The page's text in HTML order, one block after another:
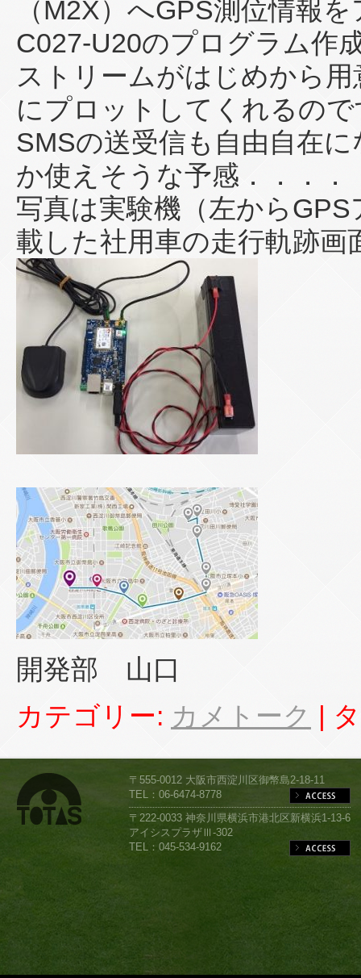
（M2X）へGPS測位情報
C027-U20のプログラム作
ストリームがはじめから
にプロットしてくれるの
SMSの送受信も自由自在
か使えそうな予感．．．．
写真は実験機（左から
載した社用車の走行軌跡画
開発部 山口
カテゴリー: カメトーク |
〒555-0012 大阪市西淀川区御幣島2-18-11
TEL：06-6474-8778
〒222-0033 神奈川県横浜市港北区新横浜1-13-6
アイシスプラザⅢ-302
TEL：045-534-9162